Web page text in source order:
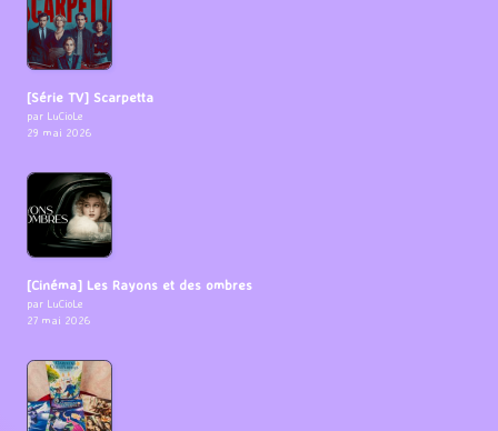
[Série TV] Scarpetta
par LuCioLe
29 mai 2026
[Cinéma] Les Rayons et des ombres
par LuCioLe
27 mai 2026